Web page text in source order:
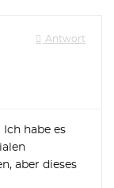
Antwort
habe es
aber dieses